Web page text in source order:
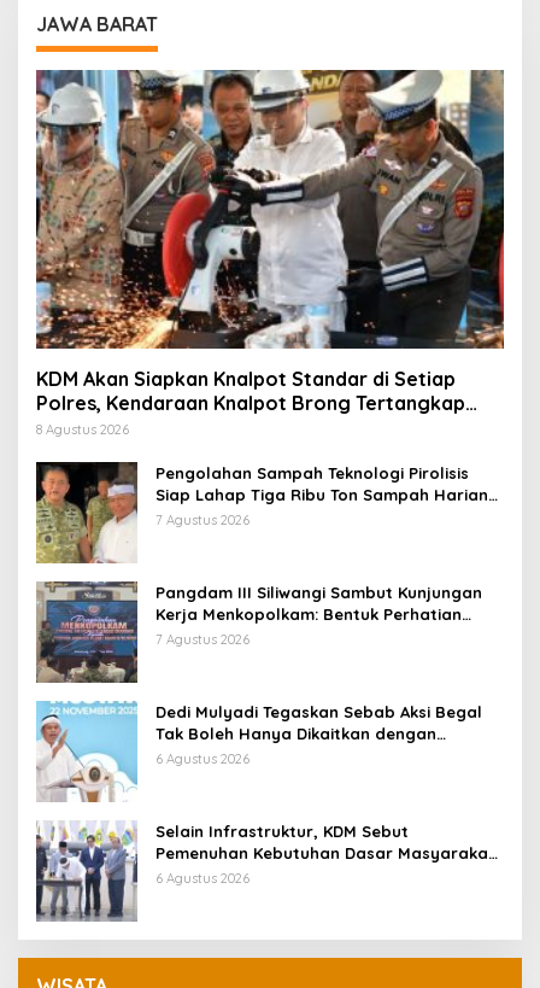
JAWA BARAT
KDM Akan Siapkan Knalpot Standar di Setiap
Polres, Kendaraan Knalpot Brong Tertangkap
Langsung Ganti
8 Agustus 2026
Pengolahan Sampah Teknologi Pirolisis
Siap Lahap Tiga Ribu Ton Sampah Harian
Jawa Barat
7 Agustus 2026
Pangdam III Siliwangi Sambut Kunjungan
Kerja Menkopolkam: Bentuk Perhatian
Pemerintah
7 Agustus 2026
Dedi Mulyadi Tegaskan Sebab Aksi Begal
Tak Boleh Hanya Dikaitkan dengan
Ekonomi
6 Agustus 2026
Selain Infrastruktur, KDM Sebut
Pemenuhan Kebutuhan Dasar Masyarakat
Jadi Fokus APBD Jabar 2027
6 Agustus 2026